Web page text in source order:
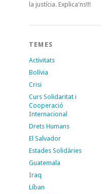
la justícia. Explica'ns!!!
TEMES
Activitats
Bolívia
Crisi
Curs Solidaritat i
Cooperació
Internacional
Drets Humans
El Salvador
Estades Solidàries
Guatemala
Iraq
Líban